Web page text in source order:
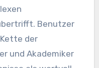
Benutzer
der
und Akademiker